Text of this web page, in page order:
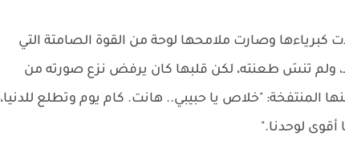
وصارت ملامحها لوحة من القوة الصامتة التي
ولم تنسَ طعنته، لكن قلبها كان يرفض نزع صورته من
"خلاص يا حبيبي.. هانت. كام يوم وتطلع للدنيا،
لوحدنا."